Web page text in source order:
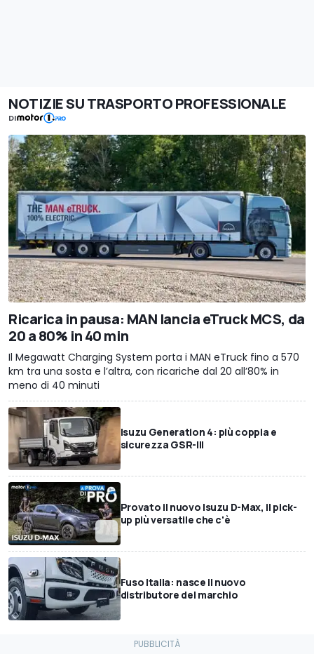
NOTIZIE SU TRASPORTO PROFESSIONALE
DI
Ricarica in pausa: MAN lancia eTruck MCS, da
20 a 80% in 40 min
Il Megawatt Charging System porta i MAN eTruck fino a 570
km tra una sosta e l’altra, con ricariche dal 20 all’80% in
meno di 40 minuti
Isuzu Generation 4: più coppia e
sicurezza GSR-III
Provato il nuovo Isuzu D-Max, il pick-
up più versatile che c'è
Fuso Italia: nasce il nuovo
distributore del marchio